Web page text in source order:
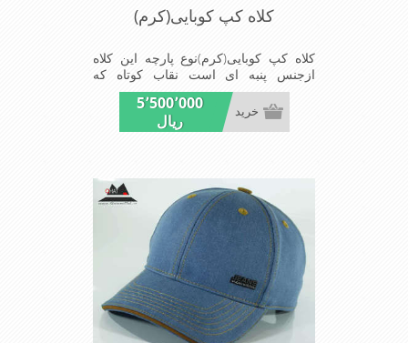
کلاه کپ کوبایی(کرم)
کلاه کپ کوبایی(کرم)نوع پارچه این کلاه
ازجنس پنبه ای است نقاب کوتاه که
مناسب این شکل ازکلاه است شیک
ومناسب افرادخوش پوش جنس
عالی,دوخت مناسب,سبکی,خوش فرمی از
5٬500٬000
ریال
خرید